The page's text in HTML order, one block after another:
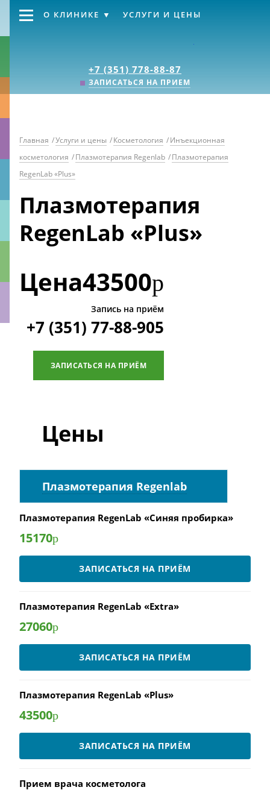
+7 (351) 778-88-87
ЗАПИСАТЬСЯ НА ПРИЕМ
О КЛИНИКЕ УСЛУГИ И ЦЕНЫ
Главная /Услуги и цены /Косметология /Инъекционная
косметология /Плазмотерапия Regenlab /Плазмотерапия
RegenLab «Plus»
Плазмотерапия
RegenLab «Plus»
Цена43500р
Запись на приём
+7 (351) 77-88-905
ЗАПИСАТЬСЯ НА ПРИЁМ
Цены
Плазмотерапия Regenlab
Плазмотерапия RegenLab «Синяя пробирка»
15170р
ЗАПИСАТЬСЯ НА ПРИЁМ
Плазмотерапия RegenLab «Extra»
27060р
ЗАПИСАТЬСЯ НА ПРИЁМ
Плазмотерапия RegenLab «Plus»
43500р
ЗАПИСАТЬСЯ НА ПРИЁМ
Прием врача косметолога